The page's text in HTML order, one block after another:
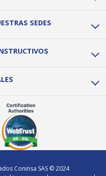
SEDES
Coninsa SAS © 2024